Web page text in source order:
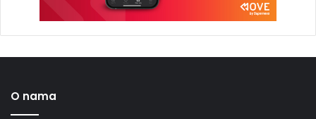
O nama